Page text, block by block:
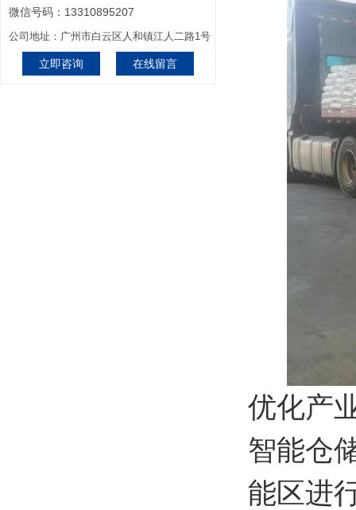
微信号码：13310895207
公司地址：广州市白云区人和镇江人二路1号
立即咨询 在线留言
优化产
智能仓
能区进